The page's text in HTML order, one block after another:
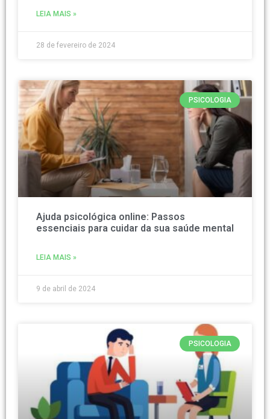
LEIA MAIS »
28 de fevereiro de 2024
PSICOLOGIA
Ajuda psicológica online: Passos
essenciais para cuidar da sua saúde mental
LEIA MAIS »
9 de abril de 2024
PSICOLOGIA